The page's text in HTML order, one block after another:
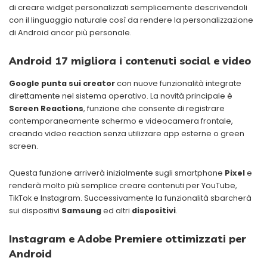
di creare widget personalizzati semplicemente descrivendoli
con il linguaggio naturale così da rendere la personalizzazione
di Android ancor più personale.
Android 17 migliora i contenuti social e video
Google punta sui creatorcon nuove funzionalità integrate
direttamente nel sistema operativo. La novità principale è
Screen Reactions, funzione che consente di registrare
contemporaneamente schermo e videocamera frontale,
creando video reaction senza utilizzare app esterne o green
screen.
Questa funzione arriverà inizialmente sugli smartphone Pixele
renderà molto più semplice creare contenuti per YouTube,
TikTok e Instagram. Successivamente la funzionalità sbarcherà
sui dispositivi Samsunged altri dispositivi.
Instagram e Adobe Premiere ottimizzati per
Android